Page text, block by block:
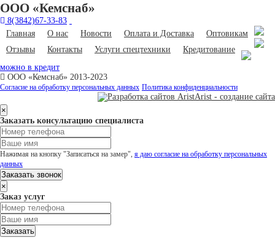
ООО «Кемснаб»
8(3842)67-33-83
Главная
О нас Новости Оплата и Доставка
Оптовикам
Отзывы
Контакты Услуги спецтехники
Кредитование
можно в кредит
ООО «Кемснаб» 2013-2023
Согласие на обработку персональных данных Политика конфиденциальности
Arist - создание сайта
×
Заказать консультацию специалиста
Нажимая на кнопку "Записаться на замер", я даю согласие на обработку персональных
данных
Заказать звонок
×
Заказ услуг
Заказать